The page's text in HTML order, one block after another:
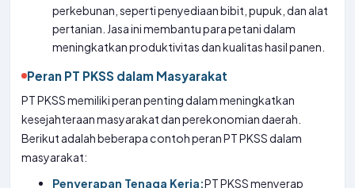
perkebunan, seperti penyediaan bibit, pupuk, dan alat
pertanian. Jasa ini membantu para petani dalam
meningkatkan produktivitas dan kualitas hasil panen.
Peran PT PKSS dalam Masyarakat
PT PKSS memiliki peran penting dalam meningkatkan
kesejahteraan masyarakat dan perekonomian daerah.
Berikut adalah beberapa contoh peran PT PKSS dalam
masyarakat:
Penyerapan Tenaga Kerja:PT PKSS menyerap